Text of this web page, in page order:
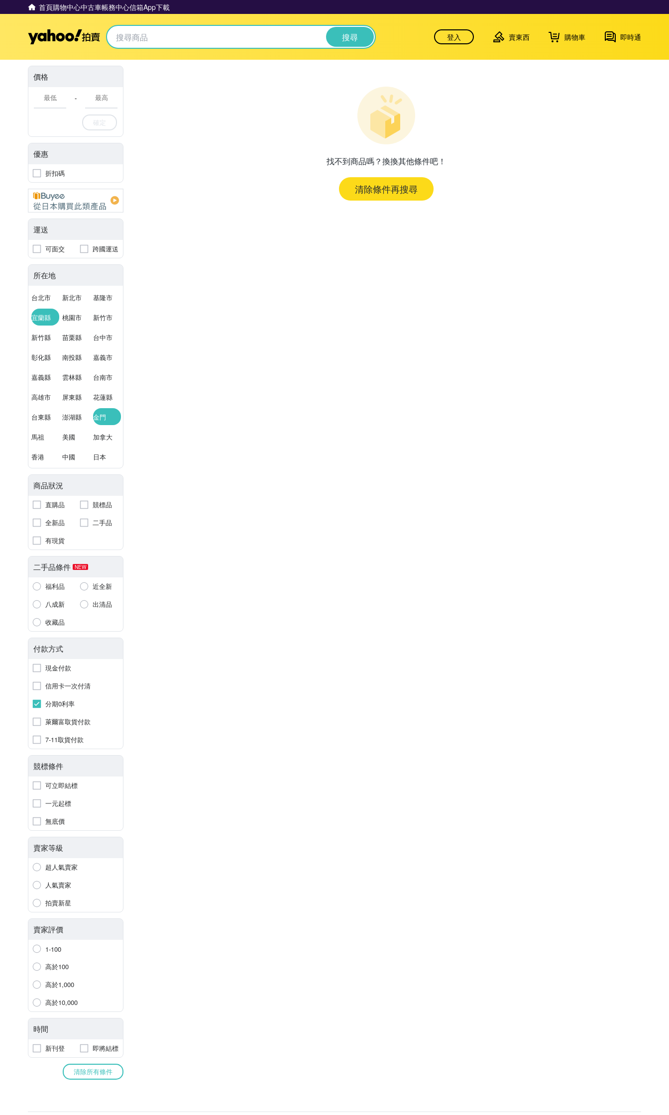
首頁購物中心中古車帳務中心信箱App下載
Yahoo拍賣 搜尋 登入 賣東西 購物車 即時通
價格
-
確定
優惠
折扣碼
運送
可面交 跨國運送
所在地
台北市 新北市 基隆市
宜蘭縣 桃園市 新竹市
新竹縣 苗栗縣 台中市
彰化縣 南投縣 嘉義市
嘉義縣 雲林縣 台南市
高雄市 屏東縣 花蓮縣
台東縣 澎湖縣 金門
馬祖 美國 加拿大
香港 中國 日本
商品狀況
直購品
競標品
全新品
二手品
有現貨
二手品條件 NEW
福利品
近全新
八成新
出清品
收藏品
付款方式
現金付款
信用卡一次付清
分期0利率
萊爾富取貨付款
7-11取貨付款
競標條件
可立即結標
一元起標
無底價
賣家等級
超人氣賣家
人氣賣家
拍賣新星
賣家評價
1-100
高於100
高於1,000
高於10,000
時間
新刊登 即將結標
清除所有條件
找不到商品嗎？換換其他條件吧！
清除條件再搜尋